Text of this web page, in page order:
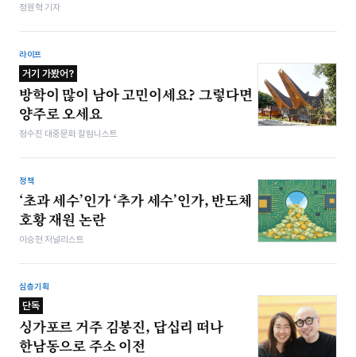
정원혁 기자
라이프
거기 가봤어?
방학이 많이 남아 고민이세요? 그렇다면
양주로 오세요
정수진 대중문화 칼럼니스트
정책
‘초과 세수’인가 ‘추가 세수’인가, 반도체
호황 재원 논란
이승현 저널리스트
심층기획
단독
싱가포르 거주 김봉진, 답십리 떠나
한남동으로 주소 이전